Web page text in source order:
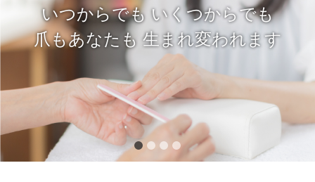
いつからでも いくつからでも
爪もあなたも 生まれ変われます